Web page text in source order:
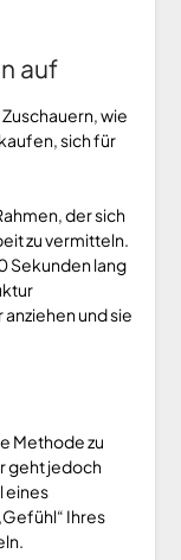
auf
wie
sich für
der sich
zu vermitteln.
Sekunden lang
und sie
Methode zu
geht jedoch
eines
Ihres